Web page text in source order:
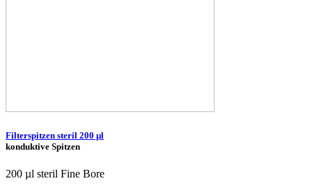
Filterspitzen steril 200 µl
konduktive Spitzen
200 µl steril Fine Bore